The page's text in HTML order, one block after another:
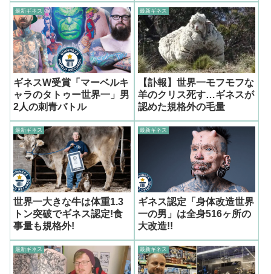
最新ギネス
ギネスW受賞「マーベルキ
ャラのタトゥー世界一」男
2人の刺青バトル
最新ギネス
【訃報】世界一モフモフな
羊のクリス死す…ギネスが
認めた規格外の毛量
最新ギネス
世界一大きな牛は体重1.3
トン突破でギネス認定!食
事量も規格外!
最新ギネス
ギネス認定「身体改造世界
一の男」は全身516ヶ所の
大改造!!
最新ギネス 最新ギネス